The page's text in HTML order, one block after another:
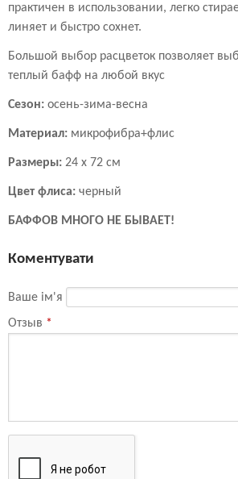
практичен в использовании, легко
линяет и быстро сохнет.
Большой выбор расцветок позволяет
теплый бафф на любой вкус
Сезон: осень-зима-весна
Материал: микрофибра+флис
Размеры: 24 х 72 см
Цвет флиса: черный
БАФФОВ МНОГО НЕ БЫВАЕТ!
Коментувати
Ваше ім'я
Отзыв *